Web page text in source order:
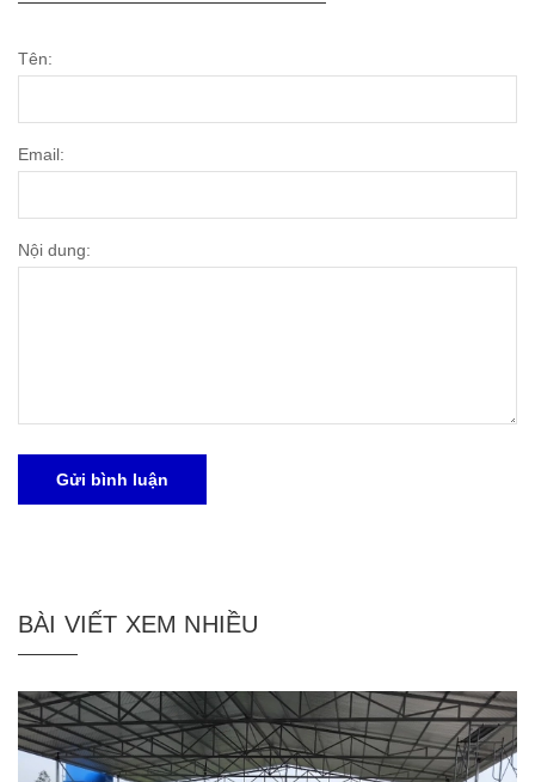
Tên:
Email:
Nội dung:
Gửi bình luận
BÀI VIẾT XEM NHIỀU